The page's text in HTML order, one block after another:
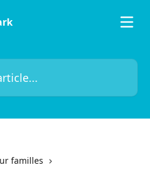
familles